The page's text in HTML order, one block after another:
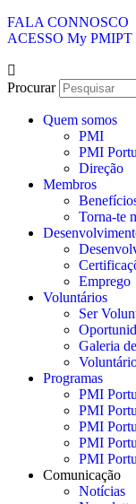
FALA CONNOSCO
ACESSO My PMIPT
Procurar
Quem somos
PMI
PMI
Direção
Membros
Torna-te
Emprego
Voluntários
Ser
Galeria
Programas
PMI
PMI
PMI
PMI
PMI
Comunicação
Notícias